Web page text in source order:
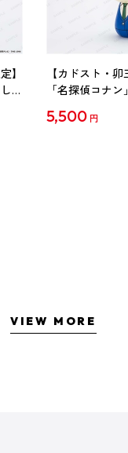
】
【カドスト・
「名探偵コナ
5,500 円
VIEW MORE